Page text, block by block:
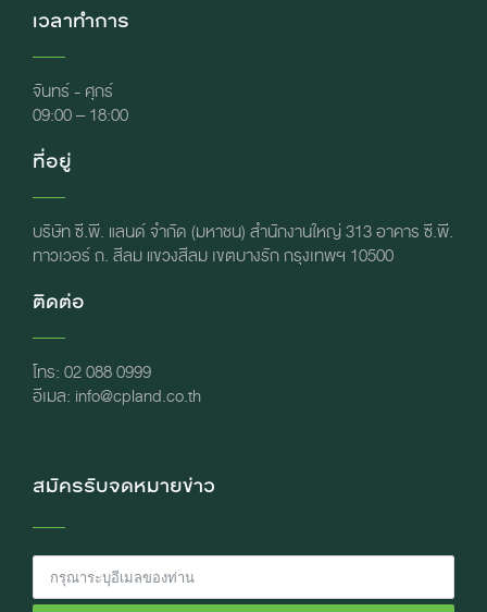
เวลาทำการ
จันทร์ - ศุกร์
09:00 – 18:00
ที่อยู่
บริษัท ซี.พี. แลนด์ จำกัด (มหาชน) สำนักงานใหญ่ 313 อาคาร ซี.พี.
ทาวเวอร์ ถ. สีลม แขวงสีลม เขตบางรัก กรุงเทพฯ 10500
ติดต่อ
โทร: 02 088 0999
อีเมล: info@cpland.co.th
สมัครรับจดหมายข่าว